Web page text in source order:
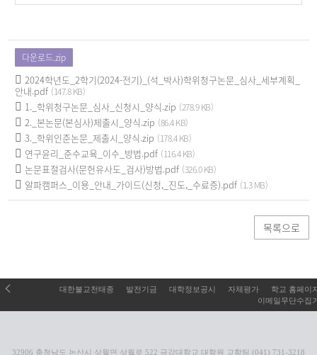
다운로드.zip
2024학년도_2학기(2024-전기)_(석_박사)학위청구논문_심사_세부계획_
안내.pdf (147.8 KB)
1._학위청구논문_심사_신청시_양식.zip (278.9 KB)
2._본논문(본심사)제출시_양식.zip (86.4 KB)
3._학위인준논문_제출시_양식.zip (178.4 KB)
연구윤리_준수교육_이수_방법.pdf (116.4 KB)
논문표절검사(문헌유사도_검사)방법.pdf (326.0 KB)
알파캠퍼스_이용_안내_가이드(신청,_진도,_수료증).pdf (1.3 MB)
목록으로
대한불교천태종 발전기금 대학정보공시 자체평가
학교 홈페이
이메일무단수집
32906 충청남도 논산시 상월면 상월로 522 금강대학교 대학원 교학팀 (041) 731-3218